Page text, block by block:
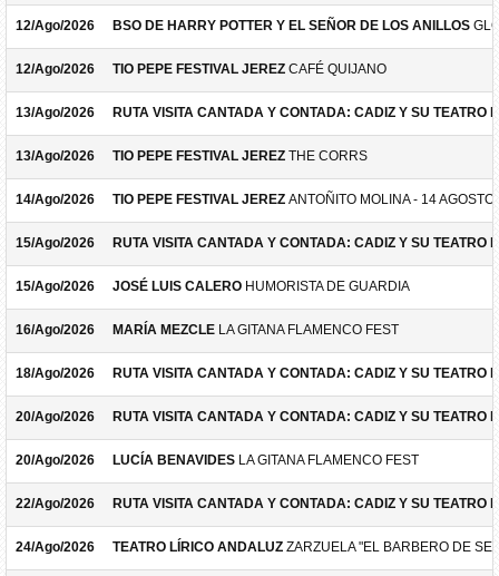
12/Ago/2026 BSO DE HARRY POTTER Y EL SEÑOR DE LOS ANILLOS
12/Ago/2026 TIO PEPE FESTIVAL JEREZ CAFÉ QUIJANO
13/Ago/2026 RUTA VISITA CANTADA Y CONTADA: CADIZ Y SU TEATRO
13/Ago/2026 TIO PEPE FESTIVAL JEREZ THE CORRS
14/Ago/2026 TIO PEPE FESTIVAL JEREZ ANTOÑITO MOLINA - 14 AGOSTO
15/Ago/2026 RUTA VISITA CANTADA Y CONTADA: CADIZ Y SU TEATRO
15/Ago/2026 JOSÉ LUIS CALERO HUMORISTA DE GUARDIA
16/Ago/2026 MARÍA MEZCLE LA GITANA FLAMENCO FEST
18/Ago/2026 RUTA VISITA CANTADA Y CONTADA: CADIZ Y SU TEATRO
20/Ago/2026 RUTA VISITA CANTADA Y CONTADA: CADIZ Y SU TEATRO
20/Ago/2026 LUCÍA BENAVIDES LA GITANA FLAMENCO FEST
22/Ago/2026 RUTA VISITA CANTADA Y CONTADA: CADIZ Y SU TEATRO
24/Ago/2026 TEATRO LÍRICO ANDALUZ ZARZUELA "EL BARBERO DE